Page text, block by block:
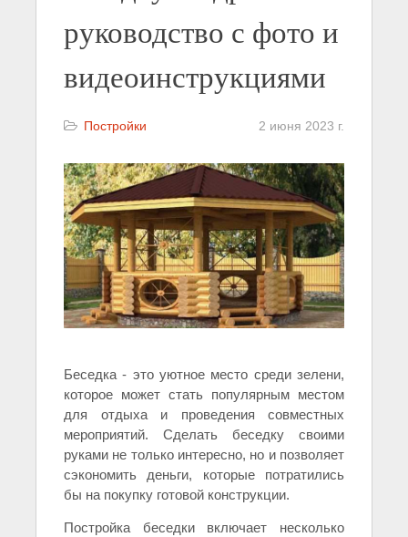
руководство с фото и
видеоинструкциями
Постройки 2 июня 2023 г.
Беседка - это уютное место среди зелени,
которое может стать популярным местом
для отдыха и проведения совместных
мероприятий. Сделать беседку своими
руками не только интересно, но и позволяет
сэкономить деньги, которые потратились
бы на покупку готовой конструкции.
Постройка беседки включает несколько